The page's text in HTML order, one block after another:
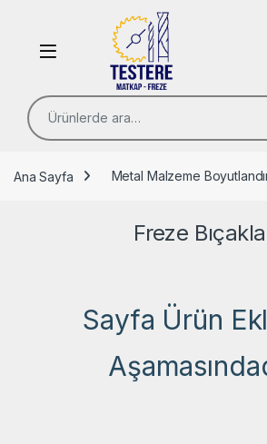
Open
Ara:
Ana Sayfa Metal Malzeme
Freze
Sayfa Ürün